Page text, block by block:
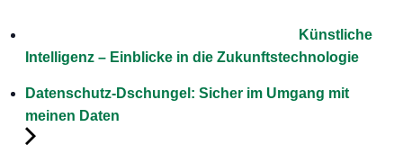
Künstliche
Intelligenz – Einblicke in die Zukunftstechnologie
Datenschutz-Dschungel: Sicher im Umgang mit
meinen Daten